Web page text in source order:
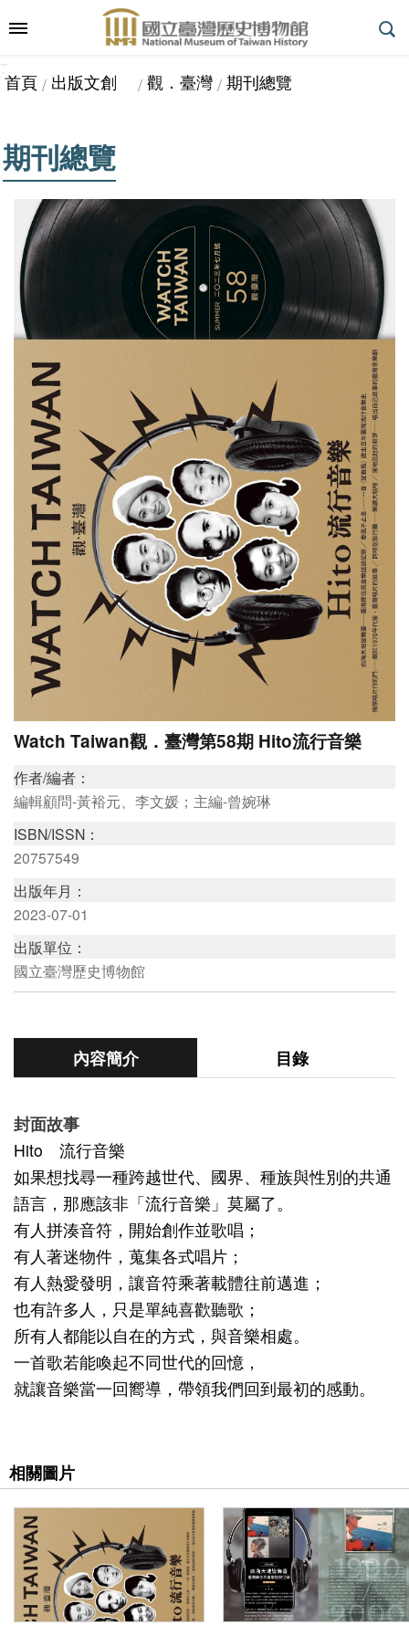
跳到主要內容區塊
階
尋
觀
指
南
育
動
出
版
文
創
圓
站
導
覽
友
善
措
施
服
務
認
史
博
服
務
信
:::
首頁 出版文創 觀．臺灣 期刊總覽
期刊總覽
Watch Taiwan觀．臺灣第58期 Hito流行音樂
作者/編者：
編輯顧問-黃裕元、李文媛；主編-曾婉琳
ISBN/ISSN：
20757549
出版年月：
2023-07-01
出版單位：
國立臺灣歷史博物館
內容簡介 目錄
封面故事
Hito 流行音樂
如果想找尋一種跨越世代、國界、種族與性別的共通
語言，那應該非「流行音樂」莫屬了。
有人拼湊音符，開始創作並歌唱；
有人著迷物件，蒐集各式唱片；
有人熱愛發明，讓音符乘著載體往前邁進；
也有許多人，只是單純喜歡聽歌；
所有人都能以自在的方式，與音樂相處。
一首歌若能喚起不同世代的回憶，
就讓音樂當一回嚮導，帶領我們回到最初的感動。
相關圖片